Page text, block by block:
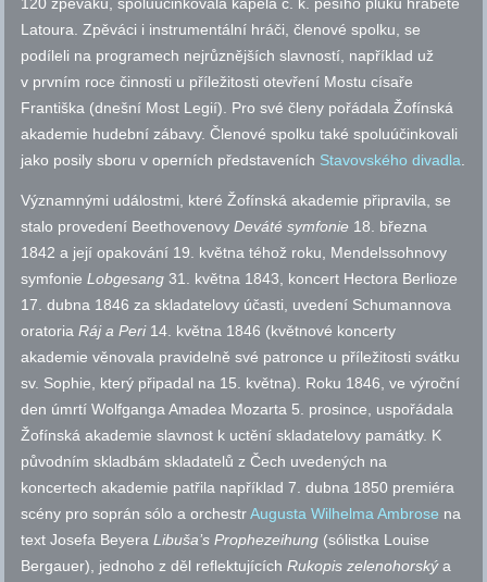
120 zpěváků, spoluúčinkovala kapela c. k. pěšího pluku hraběte
Latoura. Zpěváci i instrumentální hráči, členové spolku, se
podíleli na programech nejrůznějších slavností, například už
v prvním roce činnosti u příležitosti otevření Mostu císaře
Františka (dnešní Most Legií). Pro své členy pořádala Žofínská
akademie hudební zábavy. Členové spolku také spoluúčinkovali
jako posily sboru v operních představeních Stavovského divadla.
Významnými událostmi, které Žofínská akademie připravila, se
stalo provedení BeethovenovyDeváté symfonie 18. března
1842 a její opakování 19. května téhož roku, Mendelssohnovy
symfonieLobgesang 31. května 1843, koncert Hectora Berlioze
17. dubna 1846 za skladatelovy účasti, uvedení Schumannova
oratoriaRáj a Peri14. května 1846 (květnové koncerty
akademie věnovala pravidelně své patronce u příležitosti svátku
sv. Sophie, který připadal na 15. května). Roku 1846, ve výroční
den úmrtí Wolfganga Amadea Mozarta 5. prosince, uspořádala
Žofínská akademie slavnost k uctění skladatelovy památky. K
původním skladbám skladatelů z Čech uvedených na
koncertech akademie patřila například 7. dubna 1850 premiéra
scény pro soprán sólo a orchestrAugusta Wilhelma Ambrose na
text Josefa BeyeraLibuša’s Prophezeihung (sólistka Louise
Bergauer), jednoho z děl reflektujícíchRukopis zelenohorskýa